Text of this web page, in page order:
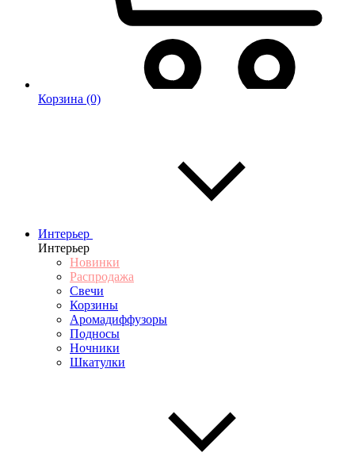
Корзина (0)
Интерьер
Интерьер
Новинки
Распродажа
Свечи
Корзины
Аромадиффузоры
Подносы
Ночники
Шкатулки